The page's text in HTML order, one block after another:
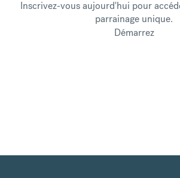
Inscrivez-vous aujourd'hui pour
parrainage unique.
Démarrez